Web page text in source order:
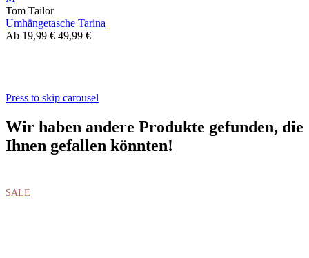
Tom Tailor
Umhängetasche Tarina
Ab 19,99 € 49,99 €
Press to skip carousel
Wir haben andere Produkte gefunden, die
Ihnen gefallen könnten!
SALE